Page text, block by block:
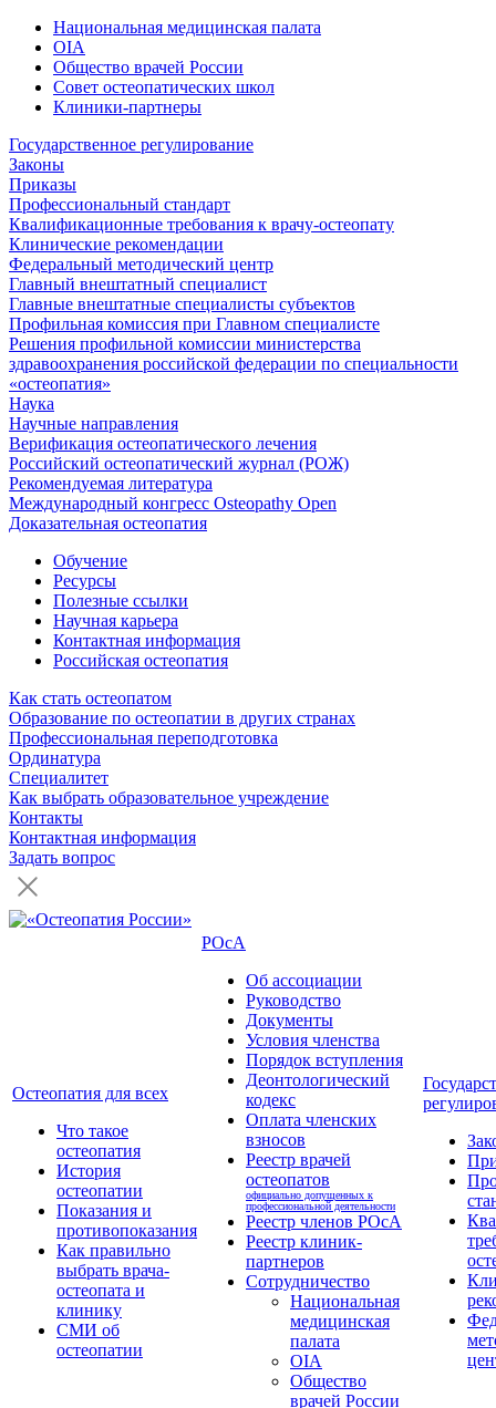
Национальная медицинская палата
OIA
Общество врачей России
Совет остеопатических школ
Клиники-партнеры
Государственное регулирование
Законы
Приказы
Профессиональный стандарт
Квалификационные требования к врачу-остеопату
Клинические рекомендации
Федеральный методический центр
Главный внештатный специалист
Главные внештатные специалисты субъектов
Профильная комиссия при Главном специалисте
Решения профильной комиссии министерства
здравоохранения российской федерации по специальности
«остеопатия»
Наука
Научные направления
Верификация остеопатического лечения
Российский остеопатический журнал (РОЖ)
Рекомендуемая литература
Международный конгресс Osteopathy Open
Доказательная остеопатия
Обучение
Ресурсы
Полезные ссылки
Научная карьера
Контактная информация
Российская остеопатия
Как стать остеопатом
Образование по остеопатии в других странах
Профессиональная переподготовка
Ординатура
Специалитет
Как выбрать образовательное учреждение
Контакты
Контактная информация
Задать вопрос
Остеопатия для всех
Что такое
остеопатия
История
остеопатии
Показания и
противопоказания
Как правильно
выбрать врача-
остеопата и
клинику
СМИ об
остеопатии
РОсА
Об ассоциации
Руководство
Документы
Условия членства
Порядок вступления
Деонтологический
кодекс
Оплата членских
взносов
Реестр врачей
остеопатов
официально допущенных к
профессиональной деятельности
Реестр членов РОсА
Реестр клиник-
партнеров
Сотрудничество
Национальная
медицинская
палата
OIA
Общество
врачей России